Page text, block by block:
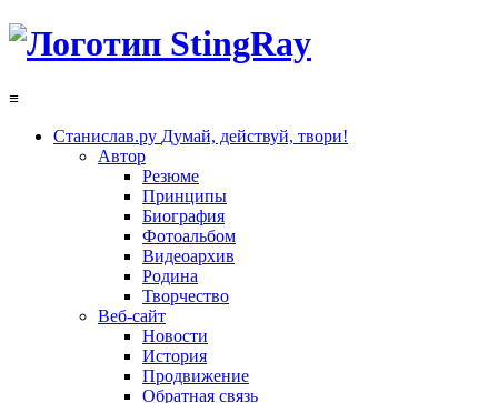
≡
Станислав.ру Думай, действуй, твори!
Автор
Резюме
Принципы
Биография
Фотоальбом
Видеоархив
Родина
Творчество
Веб-сайт
Новости
История
Продвижение
Обратная связь